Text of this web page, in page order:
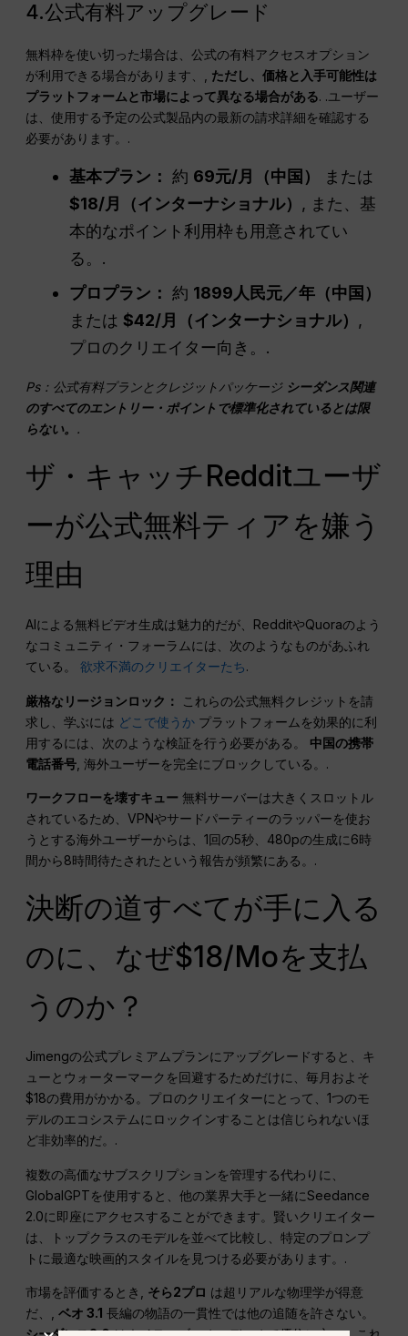
4.公式有料アップグレード
無料枠を使い切った場合は、公式の有料アクセスオプション
が利用できる場合があります、, ただし、価格と入手可能性は
プラットフォームと市場によって異なる場合がある. .ユーザー
は、使用する予定の公式製品内の最新の請求詳細を確認する
必要があります。.
基本プラン： 約 69元/月（中国）
または
$18/月（インターナショナル） , また、基
本的なポイント利用枠も用意されてい
る。.
プロプラン： 約 1899人民元／年（中国）
または$42/月（インターナショナル） ,
プロのクリエイター向き。.
Ps：公式有料プランとクレジットパッケージ シーダンス関連
のすべてのエントリー・ポイントで標準化されているとは限
らない。 .
ザ・キャッチRedditユーザ
ーが公式無料ティアを嫌う
理由
AIによる無料ビデオ生成は魅力的だが、RedditやQuoraのよう
なコミュニティ・フォーラムには、次のようなものがあふれ
ている。欲求不満のクリエイターたち.
厳格なリージョンロック：
これらの公式無料クレジットを請
求し、学ぶには どこで使うか プラットフォームを効果的に利
用するには、次のような検証を行う必要がある。 中国の携帯
電話番号 , 海外ユーザーを完全にブロックしている。.
ワークフローを壊すキュー 無料サーバーは大きくスロットル
されているため、VPNやサードパーティーのラッパーを使お
うとする海外ユーザーからは、1回の5秒、480pの生成に6時
間から8時間待たされたという報告が頻繁にある。.
決断の道すべてが手に入る
のに、なぜ$18/Moを支払
うのか？
Jimengの公式プレミアムプランにアップグレードすると、キ
ューとウォーターマークを回避するためだけに、毎月およそ
$18の費用がかかる。プロのクリエイターにとって、1つのモ
デルのエコシステムにロックインすることは信じられないほ
ど非効率的だ。.
複数の高価なサブスクリプションを管理する代わりに、
GlobalGPTを使用すると、他の業界大手と一緒にSeedance
2.0に即座にアクセスすることができます。賢いクリエイター
は、トップクラスのモデルを並べて比較し、特定のプロンプ
トに最適な映画的スタイルを見つける必要があります。.
市場を評価するとき, そら2プロ は超リアルな物理学が得意
だ、,ベオ 3.1 長編の物語の一貫性では他の追随を許さない。